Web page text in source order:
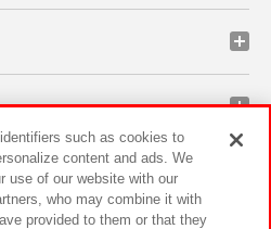
such as cookies to
content and ads. We
use of our website with our
who may combine it with
provided to them or that they